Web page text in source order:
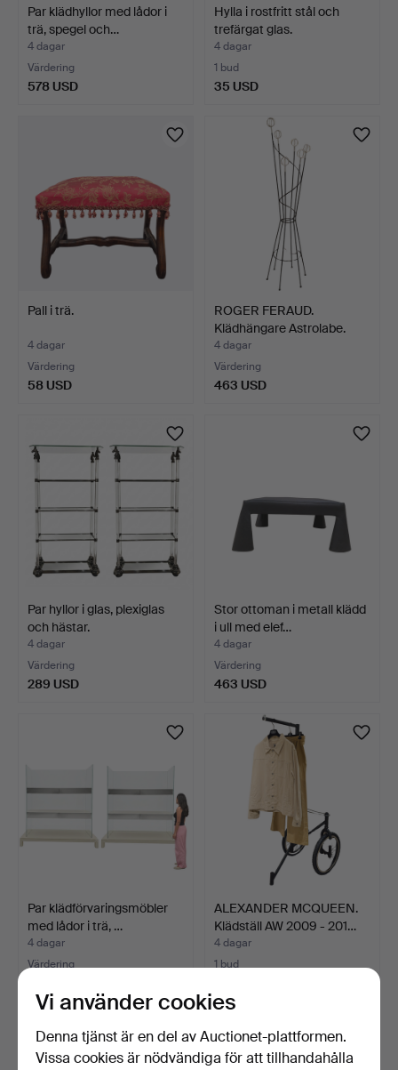
Par klädhyllor med lådor i
trä, spegel och…
4 dagar
Värdering
578 USD
Hylla i rostfritt stål och
trefärgat glas.
4 dagar
1 bud
35 USD
Pall i trä.
4 dagar
Värdering
58 USD
ROGER FERAUD.
Klädhängare Astrolabe.
4 dagar
Värdering
463 USD
Par hyllor i glas, plexiglas
och hästar.
4 dagar
Värdering
289 USD
Stor ottoman i metall klädd
i ull med elef…
4 dagar
Värdering
463 USD
Par klädförvaringsmöbler
med lådor i trä, …
4 dagar
Värdering
ALEXANDER MCQUEEN.
Klädställ AW 2009 - 201…
4 dagar
1 bud
Vi använder cookies
Denna tjänst är en del av Auctionet-plattformen.
Vissa cookies är nödvändiga för att tillhandahålla